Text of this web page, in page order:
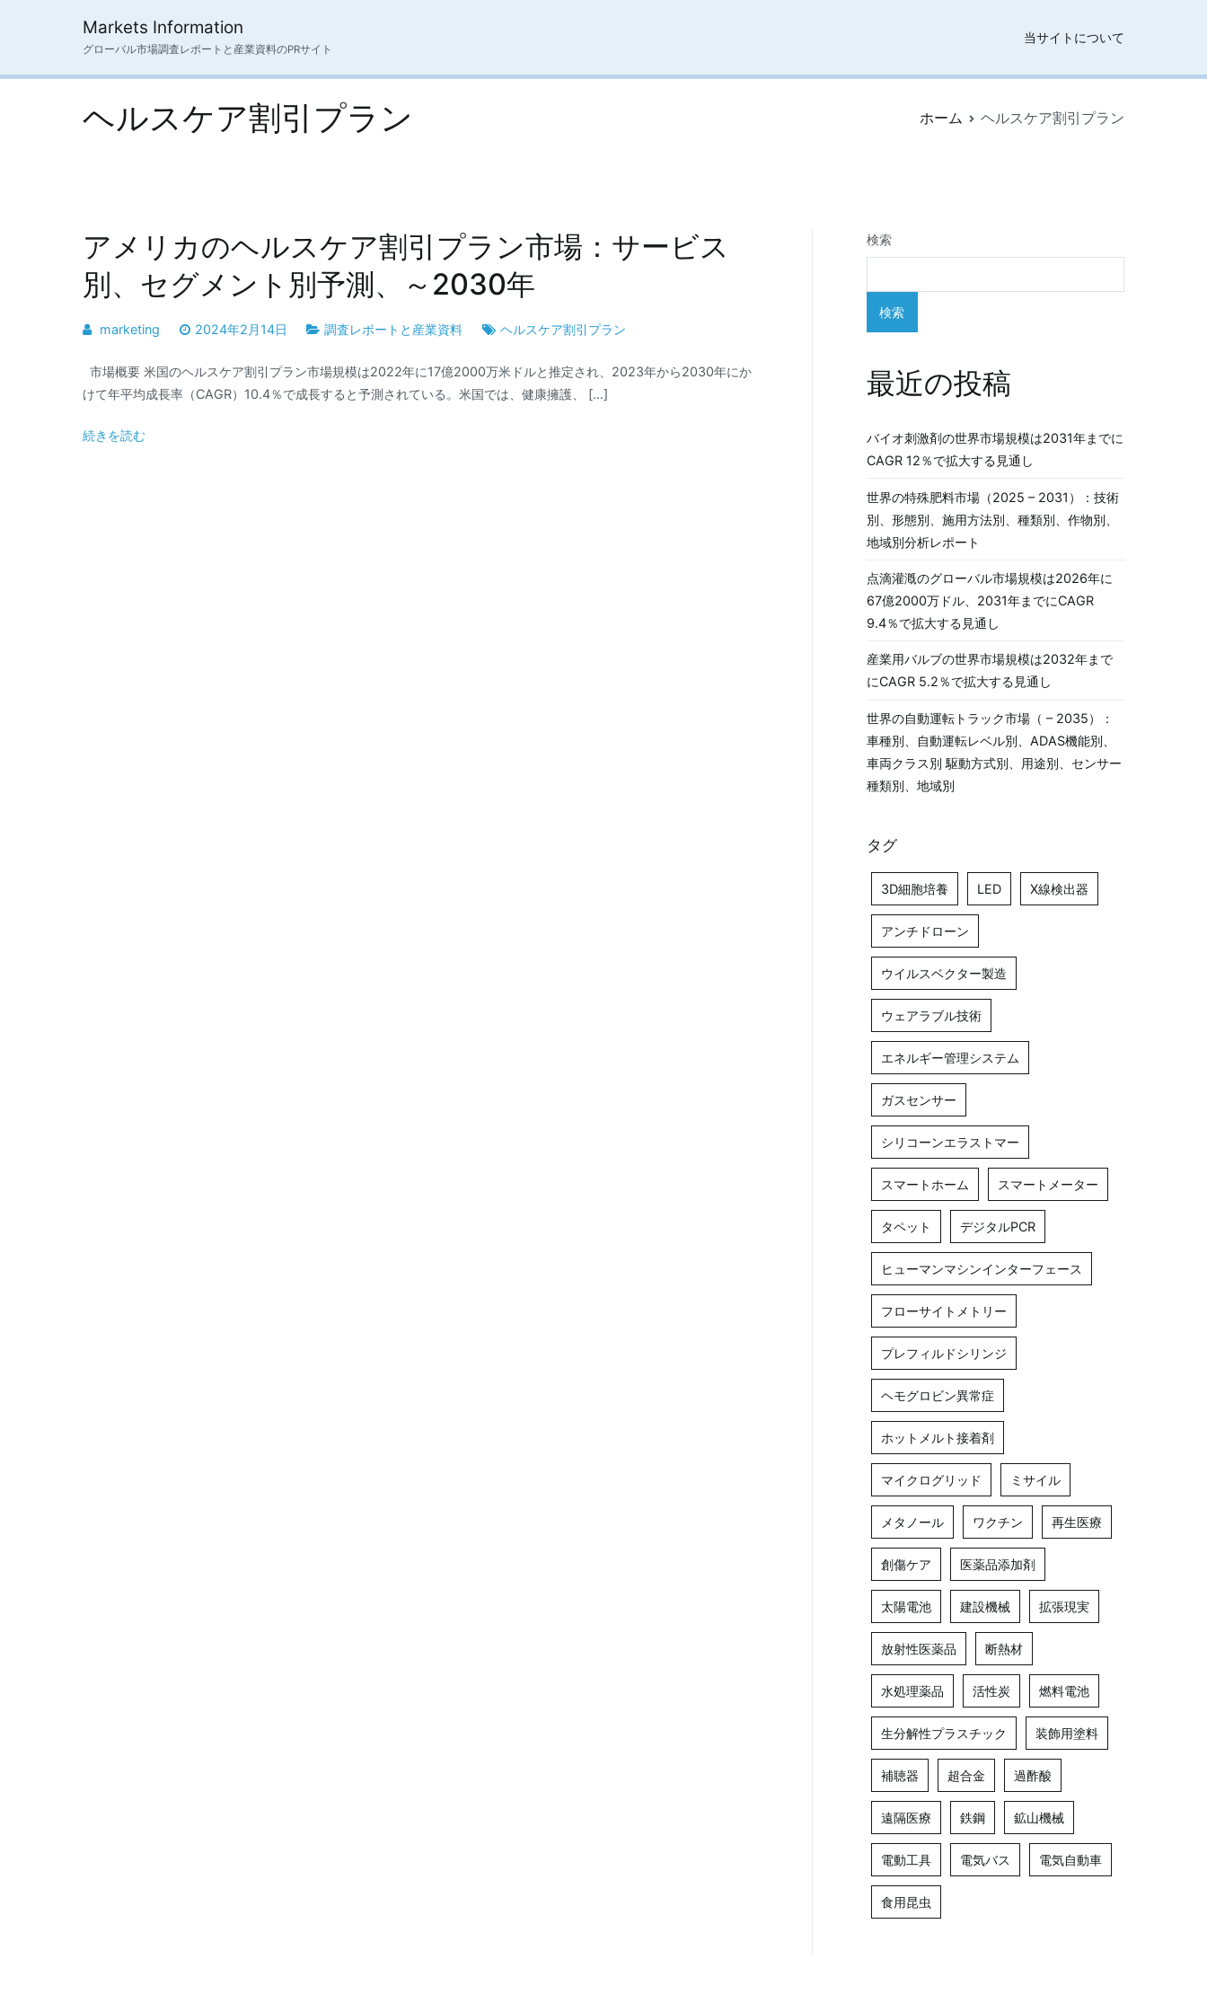
ス
Markets Information
グローバル市場調査レポートと産業資料のPRサイト
当サイトについて
ヘルスケア割引プラン ホーム ヘルスケア割引プラン
アメリカのヘルスケア割引プラン市場：サービス
別、セグメント別予測、～2030年
marketing 2024年2月14日 調査レポートと産業資料 ヘルスケア割引プラン
市場概要 米国のヘルスケア割引プラン市場規模は2022年に17億2000万米ドルと推定され、2023年から2030年にか
けて年平均成長率（CAGR）10.4％で成長すると予測されている。米国では、健康擁護、 […]
続きを読む
検索
検索
最近の投稿
バイオ刺激剤の世界市場規模は2031年までに
CAGR 12％で拡大する見通し
世界の特殊肥料市場（2025 – 2031）：技術
別、形態別、施用方法別、種類別、作物別、
地域別分析レポート
点滴灌漑のグローバル市場規模は2026年に
67億2000万ドル、2031年までにCAGR
9.4％で拡大する見通し
産業用バルブの世界市場規模は2032年まで
にCAGR 5.2％で拡大する見通し
世界の自動運転トラック市場（ – 2035）：
車種別、自動運転レベル別、ADAS機能別、
車両クラス別 駆動方式別、用途別、センサー
種類別、地域別
タグ
3D細胞培養 LED X線検出器
アンチドローン
ウイルスベクター製造
ウェアラブル技術
エネルギー管理システム
ガスセンサー
シリコーンエラストマー
スマートホーム スマートメーター
タペット デジタルPCR
ヒューマンマシンインターフェース
フローサイトメトリー
プレフィルドシリンジ
ヘモグロビン異常症
ホットメルト接着剤
マイクログリッド ミサイル
メタノール ワクチン 再生医療
創傷ケア 医薬品添加剤
太陽電池 建設機械 拡張現実
放射性医薬品 断熱材
水処理薬品 活性炭 燃料電池
生分解性プラスチック 装飾用塗料
補聴器 超合金 過酢酸
遠隔医療 鉄鋼 鉱山機械
電動工具 電気バス 電気自動車
食用昆虫